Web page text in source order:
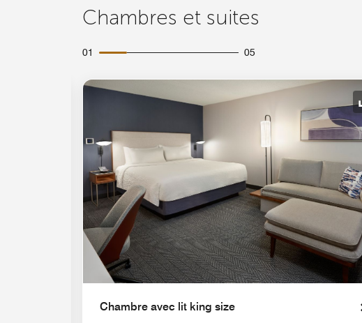
Chambres et suites
01 05
Chambre avec lit king size